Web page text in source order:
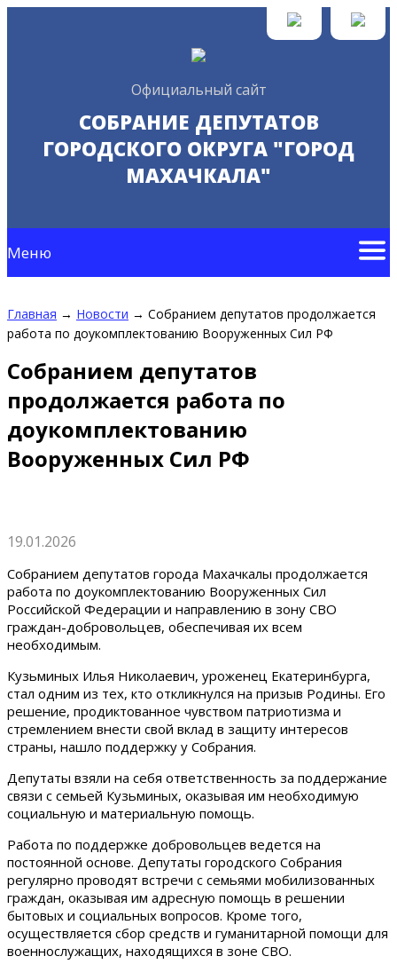
Официальный сайт
СОБРАНИЕ ДЕПУТАТОВ
ГОРОДСКОГО ОКРУГА "ГОРОД
МАХАЧКАЛА"
Меню
Главная → Новости → Собранием депутатов продолжается
работа по доукомплектованию Вооруженных Сил РФ
Собранием депутатов
продолжается работа по
доукомплектованию
Вооруженных Сил РФ
19.01.2026
Собранием депутатов города Махачкалы продолжается
работа по доукомплектованию Вооруженных Сил
Российской Федерации и направлению в зону СВО
граждан-добровольцев, обеспечивая их всем
необходимым.
Кузьминых Илья Николаевич, уроженец Екатеринбурга,
стал одним из тех, кто откликнулся на призыв Родины. Его
решение, продиктованное чувством патриотизма и
стремлением внести свой вклад в защиту интересов
страны, нашло поддержку у Собрания.
Депутаты взяли на себя ответственность за поддержание
связи с семьей Кузьминых, оказывая им необходимую
социальную и материальную помощь.
Работа по поддержке добровольцев ведется на
постоянной основе. Депутаты городского Собрания
регулярно проводят встречи с семьями мобилизованных
граждан, оказывая им адресную помощь в решении
бытовых и социальных вопросов. Кроме того,
осуществляется сбор средств и гуманитарной помощи для
военнослужащих, находящихся в зоне СВО.